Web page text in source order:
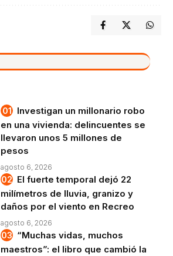
Investigan un millonario robo
en una vivienda: delincuentes se
llevaron unos 5 millones de
pesos
agosto 6, 2026
El fuerte temporal dejó 22
milímetros de lluvia, granizo y
daños por el viento en Recreo
agosto 6, 2026
“Muchas vidas, muchos
maestros”: el libro que cambió la